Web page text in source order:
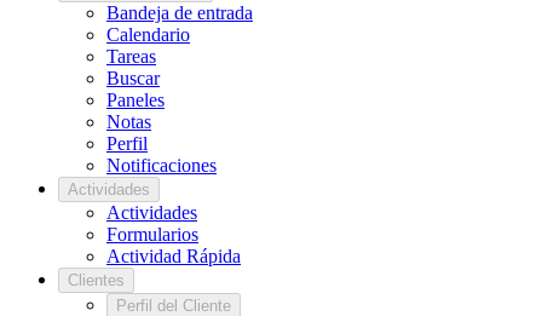
Bandeja de entrada
Calendario
Tareas
Buscar
Paneles
Notas
Perfil
Notificaciones
Actividades
Actividades
Formularios
Actividad Rápida
Clientes
Perfil del Cliente